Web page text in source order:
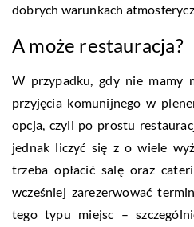
dobrych warunkach
A może restauracja?
W przypadku, gdy nie mamy
przyjęcia komunijnego w
opcja, czyli po prostu
jednak liczyć się z o wiele
trzeba opłacić salę oraz
wcześniej zarezerwować
tego typu miejsc –